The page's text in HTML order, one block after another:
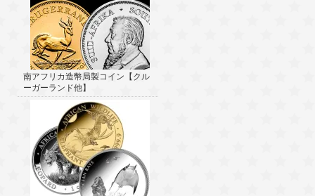
南アフリカ造幣局製コイン【クル
ーガーランド他】